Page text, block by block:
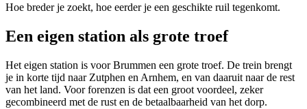
Hoe breder je zoekt, hoe eerder je een geschikte ruil tegenkomt.
Een eigen station als grote troef
Het eigen station is voor Brummen een grote troef. De trein brengt
je in korte tijd naar Zutphen en Arnhem, en van daaruit naar de rest
van het land. Voor forenzen is dat een groot voordeel, zeker
gecombineerd met de rust en de betaalbaarheid van het dorp.